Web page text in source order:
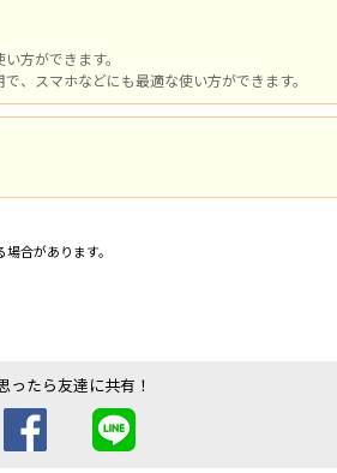
方ができます。
で、スマホなどにも最適な使い方ができます。
合があります。
ったら友達に共有！